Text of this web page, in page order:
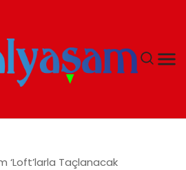
‘Loft’larla Taçlanacak